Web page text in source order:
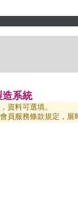
系統
資料可選填。
員服務條款規定，展